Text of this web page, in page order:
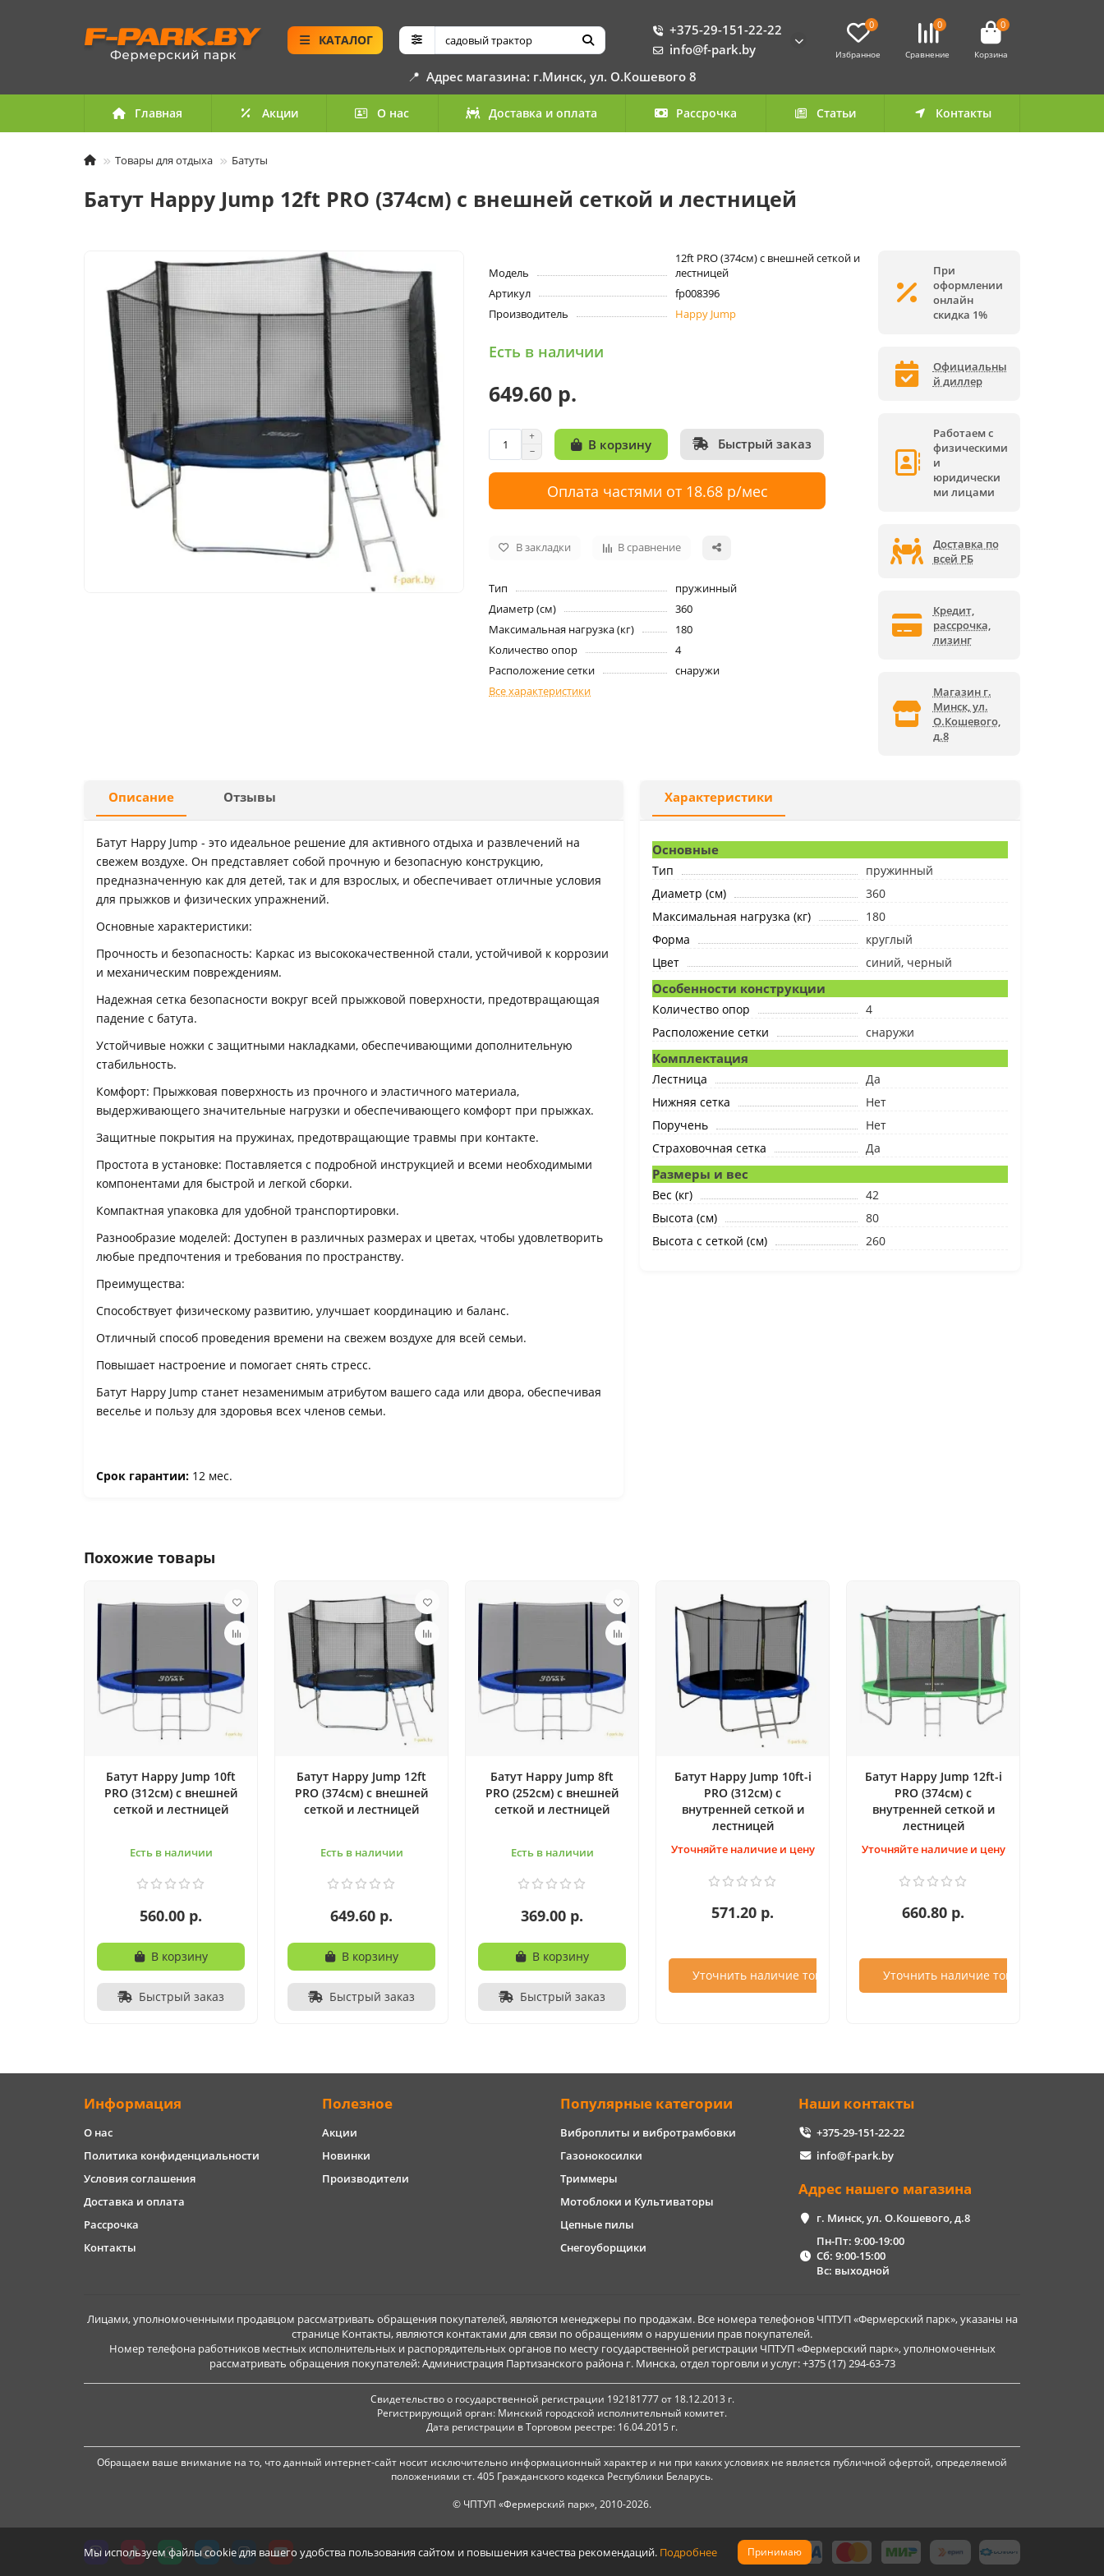
КАТАЛОГ
+375-29-151-22-22
info@f-park.by
0
Избранное
0
Сравнение
0
Корзина
📍 Адрес магазина: г.Минск, ул. О.Кошевого 8
Главная Акции О нас Доставка и оплата Рассрочка Статьи Контакты
Товары для отдыха Батуты
Батут Happy Jump 12ft PRO (374см) с внешней сеткой и лестницей
Модель
12ft PRO (374см) с внешней сеткой и
лестницей
Артикул
fp008396
Производитель
Happy Jump
Есть в наличии
649.60 р.
В корзину Быстрый заказ
Оплата частями от 18.68 р/мес
В закладки В сравнение
Тип
пружинный
Диаметр (см)
360
Максимальная нагрузка (кг)
180
Количество опор
4
Расположение сетки
снаружи
Все характеристики
При
оформлении
онлайн
скидка 1%
Официальны
й диллер
Работаем с
физическими
и
юридически
ми лицами
Доставка по
всей РБ
Кредит,
рассрочка,
лизинг
Магазин г.
Минск, ул.
О.Кошевого,
д.8
Описание Отзывы
Батут Happy Jump - это идеальное решение для активного отдыха и развлечений на
свежем воздухе. Он представляет собой прочную и безопасную конструкцию,
предназначенную как для детей, так и для взрослых, и обеспечивает отличные условия
для прыжков и физических упражнений.
Основные характеристики:
Прочность и безопасность: Каркас из высококачественной стали, устойчивой к коррозии
и механическим повреждениям.
Надежная сетка безопасности вокруг всей прыжковой поверхности, предотвращающая
падение с батута.
Устойчивые ножки с защитными накладками, обеспечивающими дополнительную
стабильность.
Комфорт: Прыжковая поверхность из прочного и эластичного материала,
выдерживающего значительные нагрузки и обеспечивающего комфорт при прыжках.
Защитные покрытия на пружинах, предотвращающие травмы при контакте.
Простота в установке: Поставляется с подробной инструкцией и всеми необходимыми
компонентами для быстрой и легкой сборки.
Компактная упаковка для удобной транспортировки.
Разнообразие моделей: Доступен в различных размерах и цветах, чтобы удовлетворить
любые предпочтения и требования по пространству.
Преимущества:
Способствует физическому развитию, улучшает координацию и баланс.
Отличный способ проведения времени на свежем воздухе для всей семьи.
Повышает настроение и помогает снять стресс.
Батут Happy Jump станет незаменимым атрибутом вашего сада или двора, обеспечивая
веселье и пользу для здоровья всех членов семьи.
Срок гарантии: 12 мес.
Характеристики
Основные
Тип
пружинный
Диаметр (см)
360
Максимальная нагрузка (кг)
180
Форма
круглый
Цвет
синий, черный
Особенности конструкции
Количество опор
4
Расположение сетки
снаружи
Комплектация
Лестница
Да
Нижняя сетка
Нет
Поручень
Нет
Страховочная сетка
Да
Размеры и вес
Вес (кг)
42
Высота (см)
80
Высота с сеткой (см)
260
Похожие товары
Батут Happy Jump 10ft
PRO (312см) с внешней
сеткой и лестницей
Есть в наличии
560.00 р.
В корзину
Быстрый заказ
Батут Happy Jump 12ft
PRO (374см) с внешней
сеткой и лестницей
Есть в наличии
649.60 р.
В корзину
Быстрый заказ
Батут Happy Jump 8ft
PRO (252см) с внешней
сеткой и лестницей
Есть в наличии
369.00 р.
В корзину
Быстрый заказ
Батут Happy Jump 10ft-i
PRO (312см) с
внутренней сеткой и
лестницей
Уточняйте наличие и цену
571.20 р.
Уточнить наличие товара
Батут Happy Jump 12ft-i
PRO (374см) с
внутренней сеткой и
лестницей
Уточняйте наличие и цену
660.80 р.
Уточнить наличие товара
Мы используем файлы cookie для вашего удобства пользования сайтом и повышения качества рекомендаций. Подробнее Принимаю
Информация
О нас
Политика конфиденциальности
Условия соглашения
Доставка и оплата
Рассрочка
Контакты
Полезное
Акции
Новинки
Производители
Популярные категории
Виброплиты и вибротрамбовки
Газонокосилки
Триммеры
Мотоблоки и Культиваторы
Цепные пилы
Снегоуборщики
Наши контакты
+375-29-151-22-22
info@f-park.by
Адрес нашего магазина
г. Минск, ул. О.Кошевого, д.8
Пн-Пт: 9:00-19:00
Сб: 9:00-15:00
Вс: выходной
Лицами, уполномоченными продавцом рассматривать обращения покупателей, являются менеджеры по продажам. Все номера телефонов ЧПТУП «Фермерский парк», указаны на
странице Контакты, являются контактами для связи по обращениям о нарушении прав покупателей.
Номер телефона работников местных исполнительных и распорядительных органов по месту государственной регистрации ЧПТУП «Фермерский парк», уполномоченных
рассматривать обращения покупателей: Администрация Партизанского района г. Минска, отдел торговли и услуг: +375 (17) 294-63-73
Свидетельство о государственной регистрации 192181777 от 18.12.2013 г.
Регистрирующий орган: Минский городской исполнительный комитет.
Дата регистрации в Торговом реестре: 16.04.2015 г.
Обращаем ваше внимание на то, что данный интернет-сайт носит исключительно информационный характер и ни при каких условиях не является публичной офертой, определяемой
положениями ст. 405 Гражданского кодекса Республики Беларусь.
© ЧПТУП «Фермерский парк», 2010-2026.